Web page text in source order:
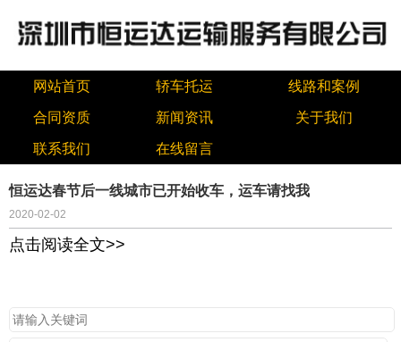
网站首页 轿车托运 线路和案例
合同资质 新闻资讯 关于我们
联系我们 在线留言
恒运达春节后一线城市已开始收车，运车请找我
2020-02-02
点击阅读全文>>